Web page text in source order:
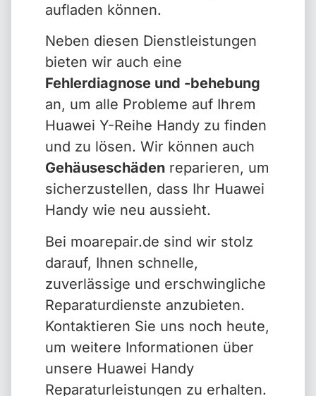
aufladen können.
Neben diesen Dienstleistungen
bieten wir auch eine
Fehlerdiagnose und -behebung
an, um alle Probleme auf Ihrem
Huawei Y-Reihe Handy zu finden
und zu lösen. Wir können auch
Gehäuseschäden reparieren, um
sicherzustellen, dass Ihr Huawei
Handy wie neu aussieht.
Bei moarepair.de sind wir stolz
darauf, Ihnen schnelle,
zuverlässige und erschwingliche
Reparaturdienste anzubieten.
Kontaktieren Sie uns noch heute,
um weitere Informationen über
unsere Huawei Handy
Reparaturleistungen zu erhalten.